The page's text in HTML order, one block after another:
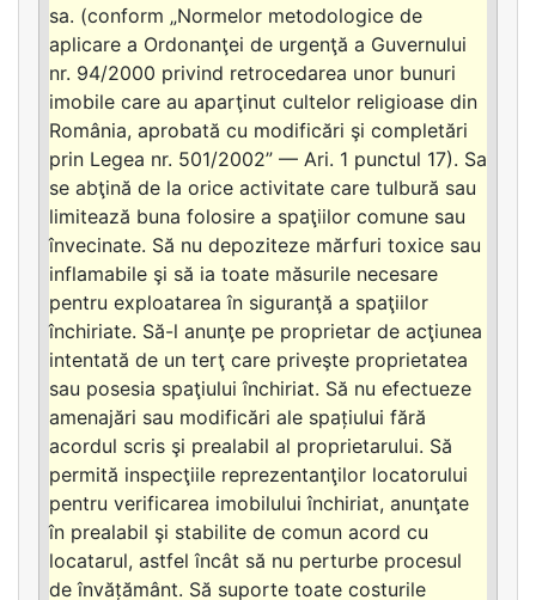
sa. (conform „Normelor metodologice de
aplicare a Ordonanţei de urgenţă a Guvernului
nr. 94/2000 privind retrocedarea unor bunuri
imobile care au aparţinut cultelor religioase din
România, aprobată cu modificări şi completări
prin Legea nr. 501/2002” — Ari. 1 punctul 17). Sa
se abţină de la orice activitate care tulbură sau
limitează buna folosire a spaţiilor comune sau
învecinate. Să nu depoziteze mărfuri toxice sau
inflamabile şi să ia toate măsurile necesare
pentru exploatarea în siguranţă a spaţiilor
închiriate. Să-l anunţe pe proprietar de acţiunea
intentată de un terţ care priveşte proprietatea
sau posesia spaţiului închiriat. Să nu efectueze
amenajări sau modificări ale spațiului fără
acordul scris şi prealabil al proprietarului. Să
permită inspecţiile reprezentanţilor locatorului
pentru verificarea imobilului închiriat, anunţate
în prealabil şi stabilite de comun acord cu
locatarul, astfel încât să nu perturbe procesul
de învățământ. Să suporte toate costurile